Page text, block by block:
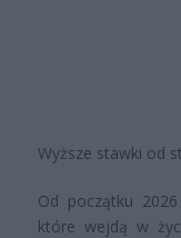
Wyższe stawki od
Od początku
które wejdą w